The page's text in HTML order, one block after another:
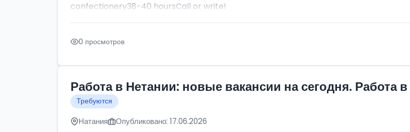
confectionery38-40 hoursCall or write!
0 просмотров
Работа в Нетании: новые вакансии на сегодня. Работа
Требуются
Натания Опубликовано: 17.06.2026